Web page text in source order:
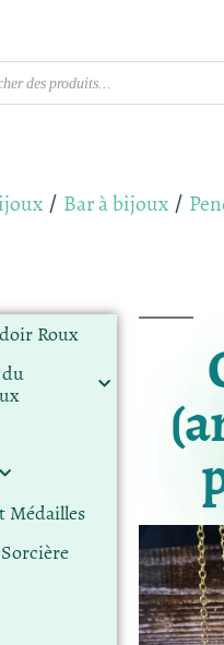
/ Bar à bijoux /
Roux
Médailles